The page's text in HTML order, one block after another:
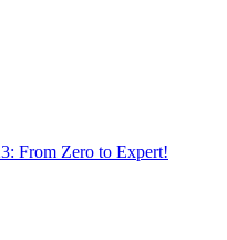
From Zero to Expert!